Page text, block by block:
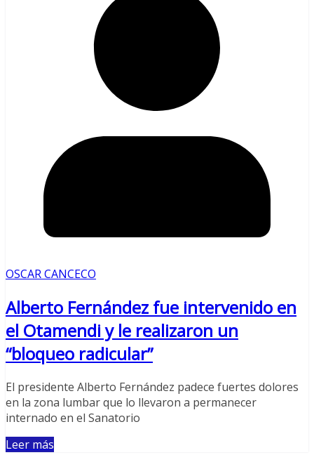
OSCAR CANCECO
Alberto Fernández fue intervenido en
el Otamendi y le realizaron un
“bloqueo radicular”
El presidente Alberto Fernández padece fuertes dolores
en la zona lumbar que lo llevaron a permanecer
internado en el Sanatorio
Leer más